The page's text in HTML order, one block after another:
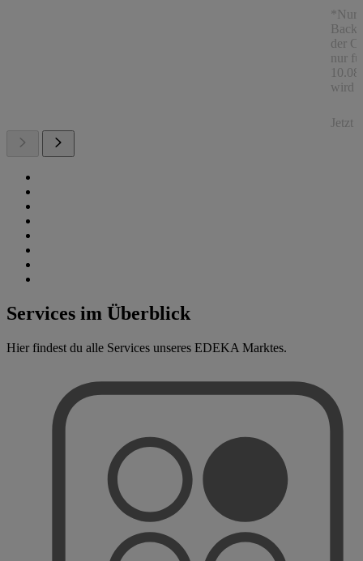
*Nur
der
nur
wird
Jetzt
Services im Überblick
Hier findest du alle Services unseres EDEKA Marktes.